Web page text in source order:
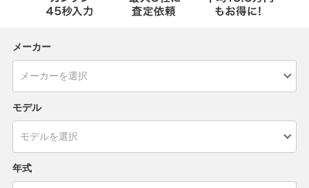
メーカー
モデル
年式